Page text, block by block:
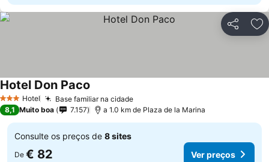
Partilhar
3 EstrelasHotel Base familiar na cidade
Hotel Don Paco
8,1 Muito boa 7.157 a 1.0 km de Plaza de la Marina
Consulte os preços de 8 sites
De € 82 Ver preços